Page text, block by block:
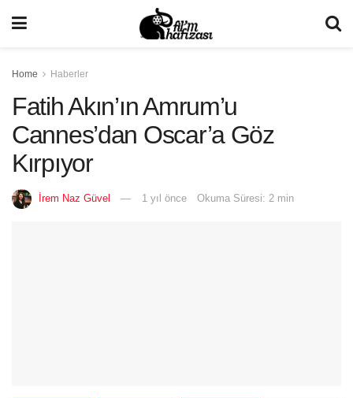
Home Haberler
Fatih Akın’ın Amrum’u
Cannes’dan Oscar’a Göz
Kırpıyor
İrem Naz Güvel 1 yıl önce Okuma Süresi: 2 min